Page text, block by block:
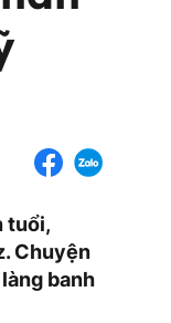
tuổi,
Chuyện
banh